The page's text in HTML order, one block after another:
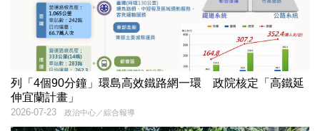
列「4個90分鐘」環島高效鐵路網一環 政院核定「高鐵延
伸宜蘭計畫」
政治中心／綜合報導
2026-07-23